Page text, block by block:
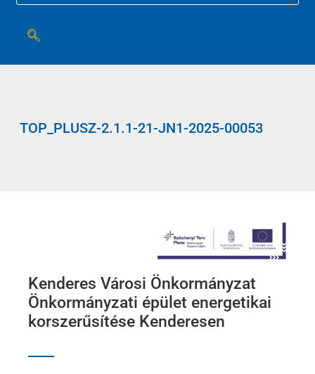
TOP_PLUSZ-2.1.1-21-JN1-2025-00053
Kenderes Városi Önkormányzat
Önkormányzati épület energetikai
korszerűsítése Kenderesen